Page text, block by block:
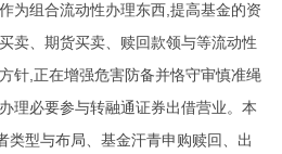
为组合流动性办理东西,提高基金的资
卖、期货买卖、赎回款领与等流动性
针,正在增强危害防备并恪守审慎准绳
理必要参与转融通证券出借营业。本
类型与布局、基金汗青申购赎回、出